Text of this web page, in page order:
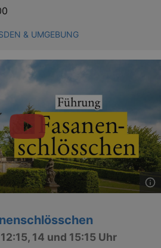
& UMGEBUNG
14 und 15:15 Uhr